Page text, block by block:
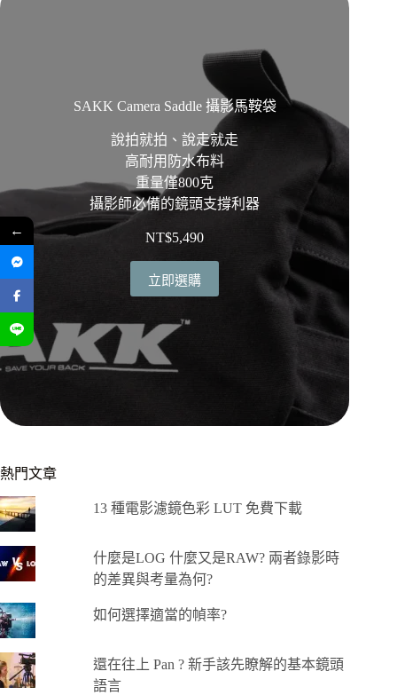
SAKK Camera Saddle 攝影馬鞍袋
說拍就拍、說走就走
高耐用防水布料
重量僅800克
攝影師必備的鏡頭支撐利器
NT$5,490
立即選購
熱門文章
13 種電影濾鏡色彩 LUT 免費下載
什麼是LOG 什麼又是RAW? 兩者錄影時
的差異與考量為何?
如何選擇適當的幀率?
還在往上 Pan ? 新手該先瞭解的基本鏡頭
語言
←